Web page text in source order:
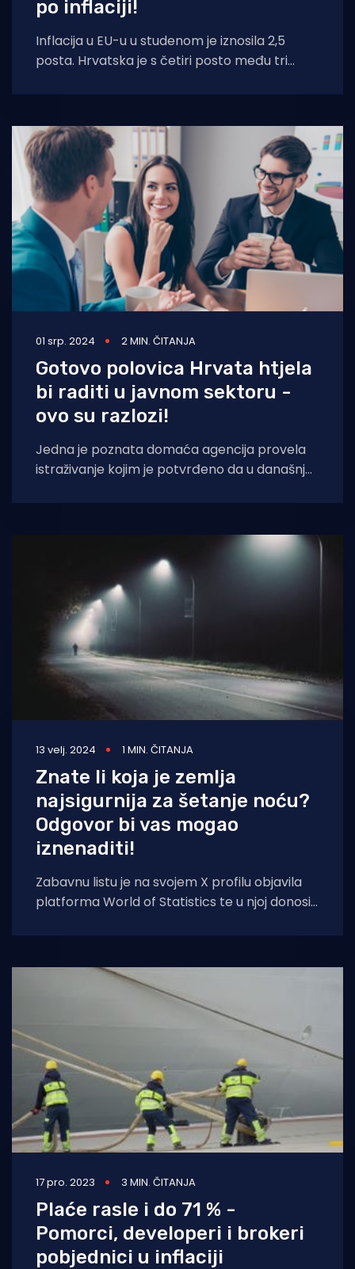
po inflaciji!
Inflacija u EU-u u studenom je iznosila 2,5
posta. Hrvatska je s četiri posto među tri
01 srp. 2024 2 MIN. ČITANJA
Gotovo polovica Hrvata htjela
bi raditi u javnom sektoru -
ovo su razlozi!
Jedna je poznata domaća agencija provela
istraživanje kojim je potvrđeno da u današnje
13 velj. 2024 1 MIN. ČITANJA
Znate li koja je zemlja
najsigurnija za šetanje noću?
Odgovor bi vas mogao
iznenaditi!
Zabavnu listu je na svojem X profilu objavila
platforma World of Statistics te u njoj donosi
17 pro. 2023 3 MIN. ČITANJA
Plaće rasle i do 71 % -
Pomorci, developeri i brokeri
pobjednici u inflaciji